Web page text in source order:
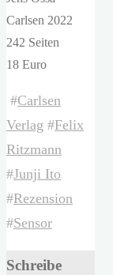
Carlsen 2022
242 Seiten
18 Euro
#Carlsen
Verlag #Felix
Ritzmann
#Junji Ito
#Rezension
#Sensor
Schreibe